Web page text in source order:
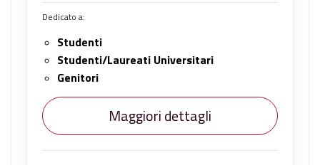
Dedicato a:
Studenti
Studenti/Laureati Universitari
Genitori
Maggiori dettagli